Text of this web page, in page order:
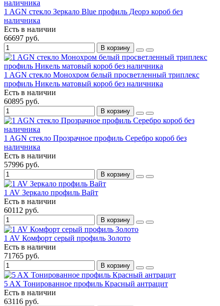
1 AGN стекло Зеркало Blue профиль Деорэ короб без
наличника
Есть в наличии
66697 руб.
В корзину
1 AGN стекло Монохром белый просветленный триплекс
профиль Никель матовый короб без наличника
Есть в наличии
60895 руб.
В корзину
1 AGN стекло Прозрачное профиль Серебро короб без
наличника
Есть в наличии
57996 руб.
В корзину
1 AV Зеркало профиль Вайт
Есть в наличии
60112 руб.
В корзину
1 AV Комфорт серый профиль Золото
Есть в наличии
71765 руб.
В корзину
5 AX Тонированное профиль Красный антрацит
Есть в наличии
63116 руб.